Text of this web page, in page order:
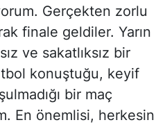
Gerçekten zorlu
finale geldiler. Yarın
ve sakatlıksız bir
konuştuğu, keyif
bir maç
En önemlisi, herkesin